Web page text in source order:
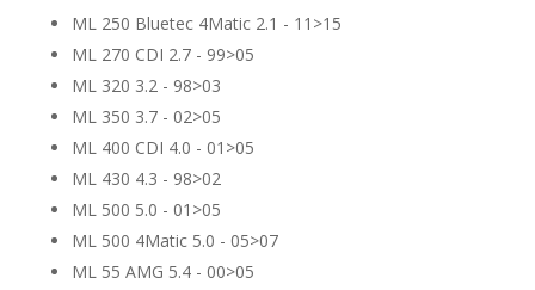
ML 250 Bluetec 4Matic 2.1 - 11>15
ML 270 CDI 2.7 - 99>05
ML 320 3.2 - 98>03
ML 350 3.7 - 02>05
ML 400 CDI 4.0 - 01>05
ML 430 4.3 - 98>02
ML 500 5.0 - 01>05
ML 500 4Matic 5.0 - 05>07
ML 55 AMG 5.4 - 00>05